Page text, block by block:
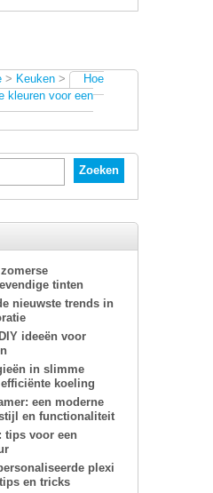
> Keuken >
Hoe
kleuren voor een
tinten
nieuwste trends in
ideeën voor
in slimme
koeling
een moderne
en functionaliteit
tips voor een
plexi
en tricks